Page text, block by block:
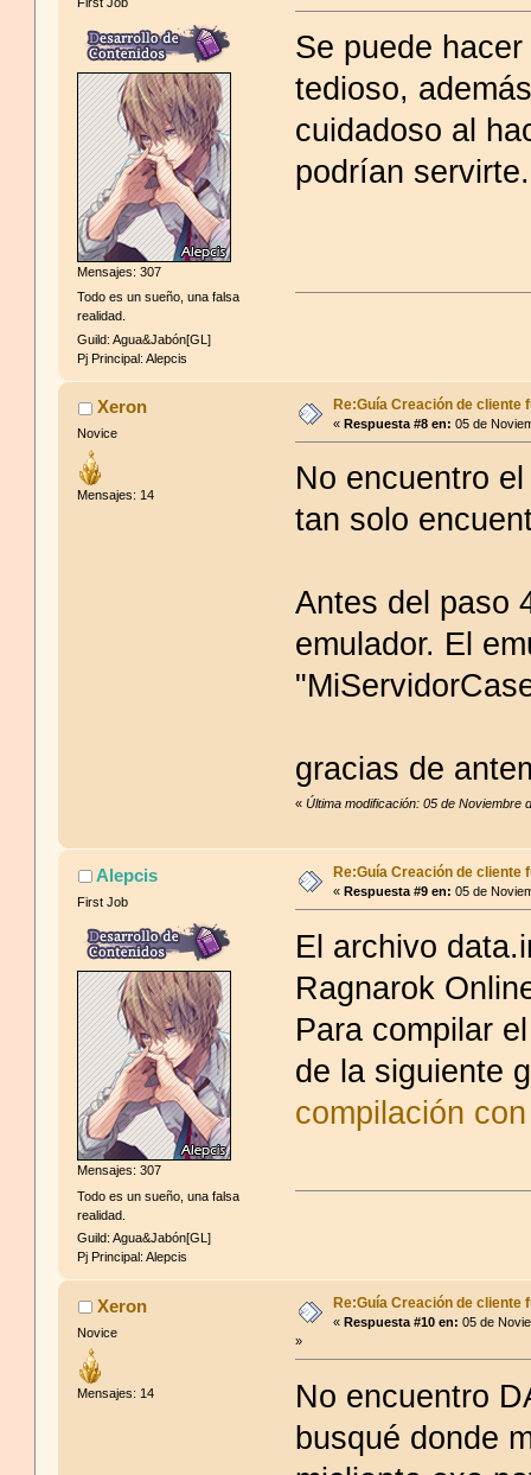
First Job
Mensajes: 307
Todo es un sueño, una falsa
realidad.
Guild: Agua&Jabón[GL]
Pj Principal: Alepcis
Se puede
tedioso,
cuidadoso al
podrían servirte.
Xeron
Novice
Mensajes: 14
Re:Guía Creación de cliente
«Respuesta #8 en: 05 de
No encuentro
tan solo
Antes del paso
emulador. El
gracias de
«Última modificación: 05 de Noviembre
Alepcis
First Job
Mensajes: 307
Todo es un sueño, una falsa
realidad.
Guild: Agua&Jabón[GL]
Pj Principal: Alepcis
Re:Guía Creación de cliente
«Respuesta #9 en: 05 de
El archivo
Ragnarok
Para compilar
de la siguiente
compilación
Xeron
Novice
Mensajes: 14
Re:Guía Creación de cliente
«Respuesta #10 en: 05 de
»
No encuentro
busqué donde